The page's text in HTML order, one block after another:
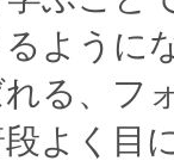
ように
る、フ
よく目